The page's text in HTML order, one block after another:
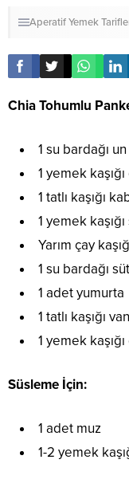
AperatifYemek
Chia Tohumlu
1 su bardağı un
1 yemek
1 tatlı kaşığı
1 yemek
Yarım çay
1 su bardağı
1 adet yumurta
1 tatlı kaşığı
1 yemek
Süsleme İçin:
1 adet muz
1-2 yemek